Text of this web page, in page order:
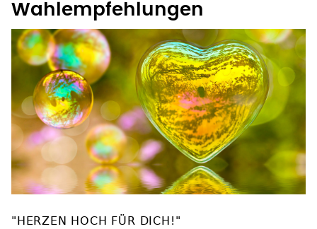
Wahlempfehlungen
"HERZEN HOCH FÜR DICH!"